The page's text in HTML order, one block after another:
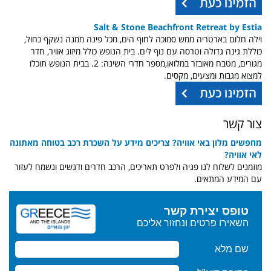
Salt & Stone Beachfront Retreat by Estia
וילה חלום בארטריה ממש סמוכה לחוף הים, מכל פינה ממנה נשקף כחול,
כוללת גינה גדולה וטרסה עם נוף לים. בית הנופש כולל מיזוג אוויר, חדר
מגורים, מטבח מאובזר במלואו,מספר חדרי השינה: 2. בבית הנופש תוכלו
למצוא מגבות ומצעים, מקסים.
צור קשר
מחפשים מלון באי אוויה? צריכים מידע על השכרת רכב בטוחה מאתונה
לאי אוויה?
מוזמנים לשלוח לנו פניה ולפרט תאריכים, הרכב חדרים ודגשים ונשמח לעזור
עם המידע המתאים.